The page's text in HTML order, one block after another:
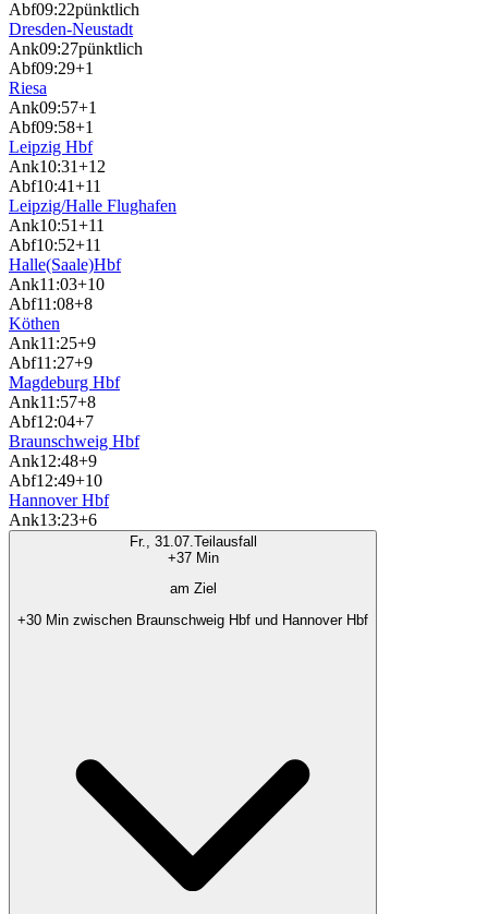
Abf09:22pünktlich
Dresden-Neustadt
Ank09:27pünktlich
Abf09:29+1
Riesa
Ank09:57+1
Abf09:58+1
Leipzig Hbf
Ank10:31+12
Abf10:41+11
Leipzig/Halle Flughafen
Ank10:51+11
Abf10:52+11
Halle(Saale)Hbf
Ank11:03+10
Abf11:08+8
Köthen
Ank11:25+9
Abf11:27+9
Magdeburg Hbf
Ank11:57+8
Abf12:04+7
Braunschweig Hbf
Ank12:48+9
Abf12:49+10
Hannover Hbf
Ank13:23+6
Fr., 31.07.Teilausfall
+37 Min
am Ziel
+30 Min zwischen Braunschweig Hbf und Hannover Hbf